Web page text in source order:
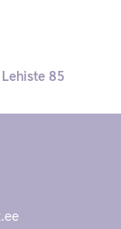
85